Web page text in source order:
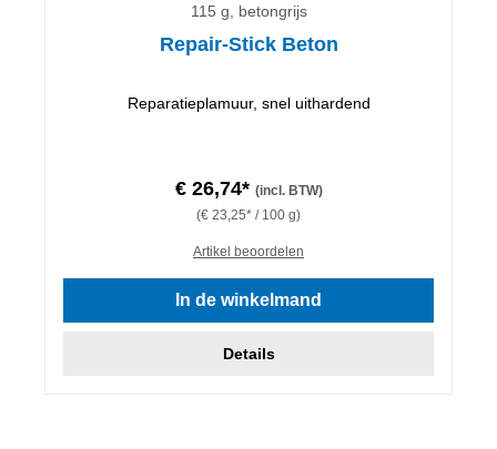
115 g, betongrijs
Repair-Stick Beton
Reparatieplamuur, snel uithardend
€ 26,74* (incl. BTW)
(€ 23,25* / 100 g)
Artikel beoordelen
In de winkelmand
Details